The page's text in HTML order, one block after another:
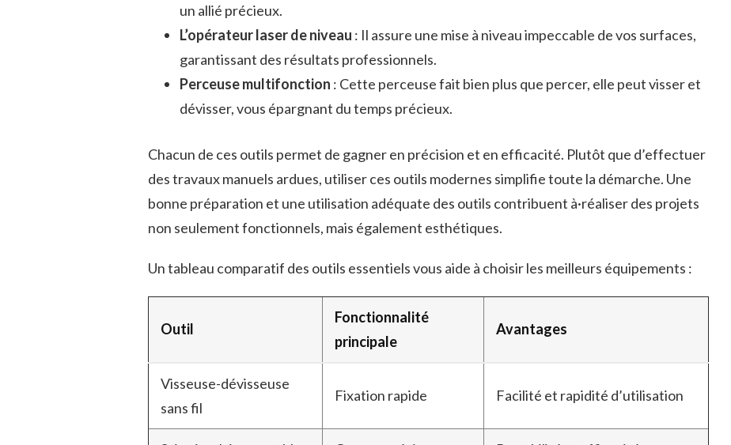
un allié précieux.
L’opérateur laser de niveau : Il assure une mise à niveau impeccable de vos surfaces,
garantissant des résultats professionnels.
Perceuse multifonction : Cette perceuse fait bien plus que percer, elle peut visser et
dévisser, vous épargnant du temps précieux.
Chacun de ces outils permet de gagner en précision et en efficacité. Plutôt que d’effectuer
des travaux manuels ardues, utiliser ces outils modernes simplifie toute la démarche. Une
bonne préparation et une utilisation adéquate des outils contribuent à·réaliser des projets
non seulement fonctionnels, mais également esthétiques.
Un tableau comparatif des outils essentiels vous aide à choisir les meilleurs équipements :
Outil
Fonctionnalité
principale
Avantages
Visseuse-dévisseuse
sans fil
Fixation rapide Facilité et rapidité d’utilisation